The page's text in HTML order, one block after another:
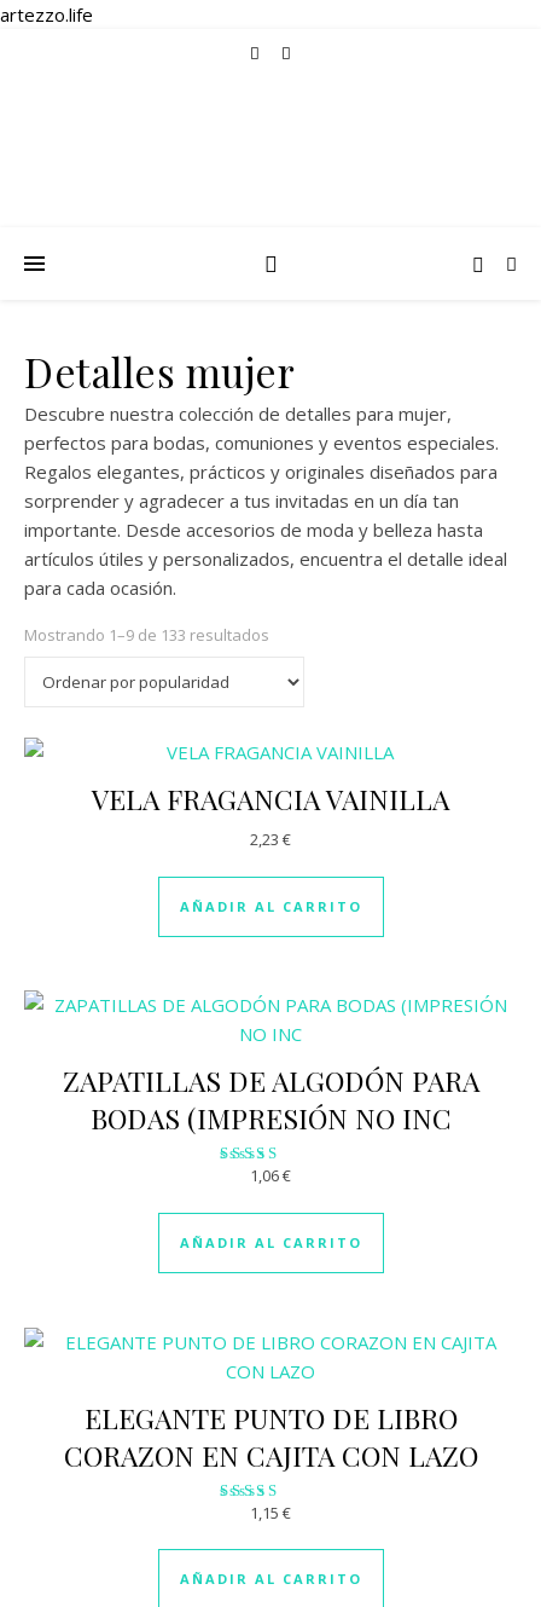
artezzo.life
Detalles mujer
Descubre nuestra colección de detalles para mujer,
perfectos para bodas, comuniones y eventos especiales.
Regalos elegantes, prácticos y originales diseñados para
sorprender y agradecer a tus invitadas en un día tan
importante. Desde accesorios de moda y belleza hasta
artículos útiles y personalizados, encuentra el detalle ideal
para cada ocasión.
Mostrando 1–9 de 133 resultados
VELA FRAGANCIA VAINILLA
2,23 €
AÑADIR AL CARRITO
ZAPATILLAS DE ALGODÓN PARA
BODAS (IMPRESIÓN NO INC
Valorado
2.95
de 5
1,06€
AÑADIR AL CARRITO
ELEGANTE PUNTO DE LIBRO
CORAZON EN CAJITA CON LAZO
Valorado
3.15
de 5
1,15 €
AÑADIR AL CARRITO